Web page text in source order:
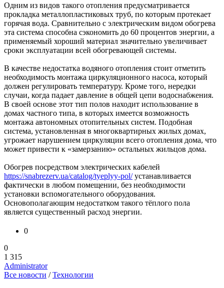
Одним из видов такого отопления предусматривается
прокладка металлопластиковых труб, по которым протекает
горячая вода. Сравнительно с электрическим видом обогрева
эта система способна сэкономить до 60 процентов энергии, а
применяемый хороший материал значительно увеличивает
сроки эксплуатации всей обогревающей системы.
В качестве недостатка водяного отопления стоит отметить
необходимость монтажа циркуляционного насоса, который
должен регулировать температуру. Кроме того, нередки
случаи, когда падает давление в общей цепи водоснабжения.
В своей основе этот тип полов находит использование в
домах частного типа, в которых имеется возможность
монтажа автономных отопительных систем. Подобная
система, установленная в многоквартирных жилых домах,
угрожает нарушением циркуляции всего отопления дома, что
может привести к «замерзанию» остальных жильцов дома.
Обогрев посредством электрических кабелей
https://snabrezerv.ua/catalog/tyeplyy-pol/устанавливается
фактически в любом помещении, без необходимости
установки вспомогательного оборудования.
Основополагающим недостатком такого тёплого пола
является существенный расход энергии.
0
0
1 315
Administrator
Все новости /Технологии